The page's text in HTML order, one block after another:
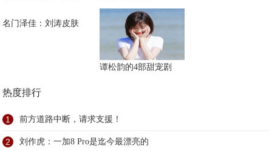
名门泽佳：刘涛皮肤
谭松韵的4部甜宠剧
热度排行
1 前方道路中断，请求支援！
2 刘作虎：一加8 Pro是迄今最漂亮的